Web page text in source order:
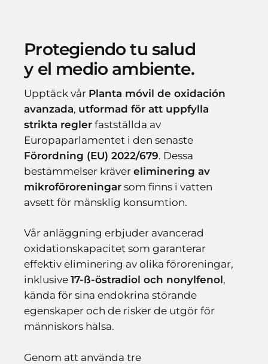
Protegiendo tu salud
y el medio ambiente.
Upptäck vår Planta móvil de oxidación
avanzada, utformad för att uppfylla
strikta regler fastställda av
Europaparlamentet i den senaste
Förordning (EU) 2022/679. Dessa
bestämmelser krävereliminering av
mikroföroreningar som finns i vatten
avsett för mänsklig konsumtion.
Vår anläggning erbjuder avancerad
oxidationskapacitet som garanterar
effektiv eliminering av olika föroreningar,
inklusive17-ß-östradiol och nonylfenol,
kända för sina endokrina störande
egenskaper och de risker de utgör för
människors hälsa.
Genom att använda tre